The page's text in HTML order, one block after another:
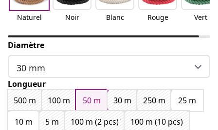
Naturel Noir Blanc Rouge Vert
Diamètre
30 mm
Longueur
500 m
100 m 50 m 30 m 250 m
25 m
10 m
5 m 100 m (2 pcs) 100 m (10 pcs)